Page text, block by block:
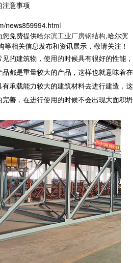
意事项
news859994.html
您免费提供哈尔滨工业厂房钢结构,哈尔滨
相关信息发布和资讯展示，敬请关注！
的建筑物，使用的时候具有很好的性能，
都是重量较大的产品，这样也就意味着在
承载能力较大的建筑材料去进行建造，这
善，在进行使用的时候不会出现大面积坍